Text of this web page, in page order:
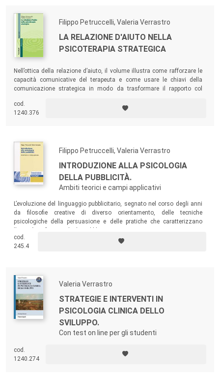
Filippo Petruccelli, Valeria Verrastro
LA RELAZIONE D'AIUTO NELLA
PSICOTERAPIA STRATEGICA
Nell’ottica della relazione d’aiuto, il volume illustra come rafforzare le
capacità comunicative del terapeuta e come usare le chiavi della
comunicazione strategica in modo da trasformare il rapporto col
collaborazione, il superamento delle resistenze e il cambiamento.
cod.
1240.376
Filippo Petruccelli, Valeria Verrastro
INTRODUZIONE ALLA PSICOLOGIA
DELLA PUBBLICITÀ.
Ambiti teorici e campi applicativi
L’evoluzione del linguaggio pubblicitario, segnato nel corso degli anni
da filosofie creative di diverso orientamento, delle tecniche
psicologiche della persuasione e delle pratiche che caratterizzano
cod.
245.4
Valeria Verrastro
STRATEGIE E INTERVENTI IN
PSICOLOGIA CLINICA DELLO
SVILUPPO.
Con test on line per gli studenti
cod.
1240.274